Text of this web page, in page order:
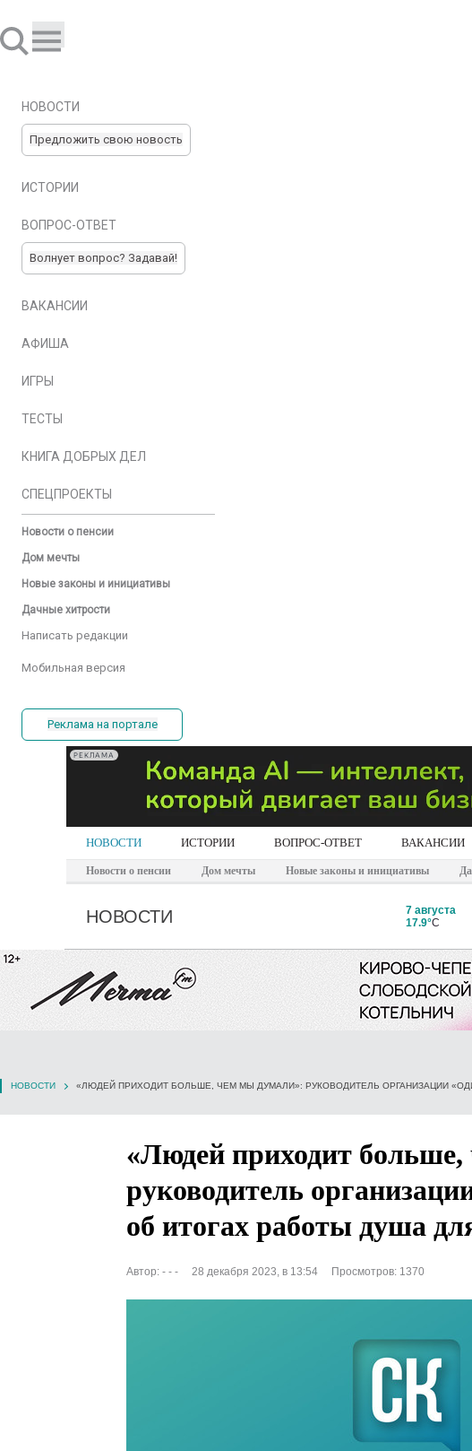
НОВОСТИ
Предложить свою новость
ИСТОРИИ
ВОПРОС-ОТВЕТ
Волнует вопрос? Задавай!
ВАКАНСИИ
АФИША
ИГРЫ
ТЕСТЫ
КНИГА ДОБРЫХ ДЕЛ
СПЕЦПРОЕКТЫ
Новости о пенсии
Дом мечты
Новые законы и инициативы
Дачные хитрости
Написать редакции
Мобильная версия
Реклама на портале
РЕКЛАМА
НОВОСТИ ИСТОРИИ ВОПРОС-ОТВЕТ ВАКАНСИИ
Новости о пенсии Дом мечты Новые законы и инициативы
НОВОСТИ
7 августа
17.9°C
НОВОСТИ
«Людей приходит
руководитель
об итогах работы душа
Автор: - - - 28 декабря 2023, в 13:54 Просмотров: 1370